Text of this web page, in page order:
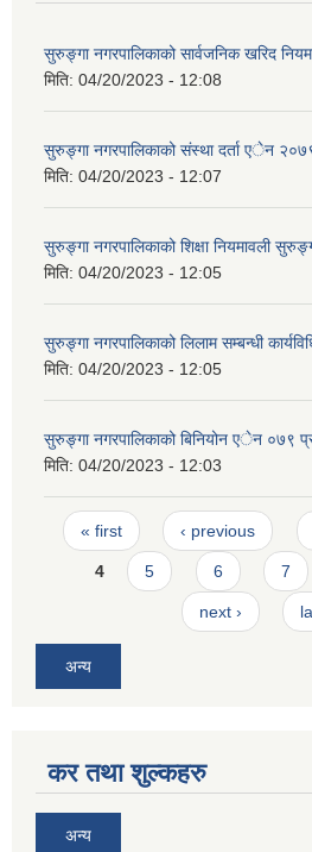
सुरुङ्गा नगरपालिकाको सार्वजनिक खरिद
मिति: 04/20/2023 - 12:08
सुरुङ्गा नगरपालिकाको संस्था दर्ता एेन
मिति: 04/20/2023 - 12:07
सुरुङ्गा नगरपालिकाको शिक्षा नियमावली
मिति: 04/20/2023 - 12:05
सुरुङ्गा नगरपालिकाको लिलाम सम्बन्धी
मिति: 04/20/2023 - 12:05
सुरुङ्गा नगरपालिकाको बिनियोन एेन ०७९
मिति: 04/20/2023 - 12:03
Pages
« first ‹ previous
4 5 6 7
next ›
अन्य
कर तथा शुल्कहरु
अन्य